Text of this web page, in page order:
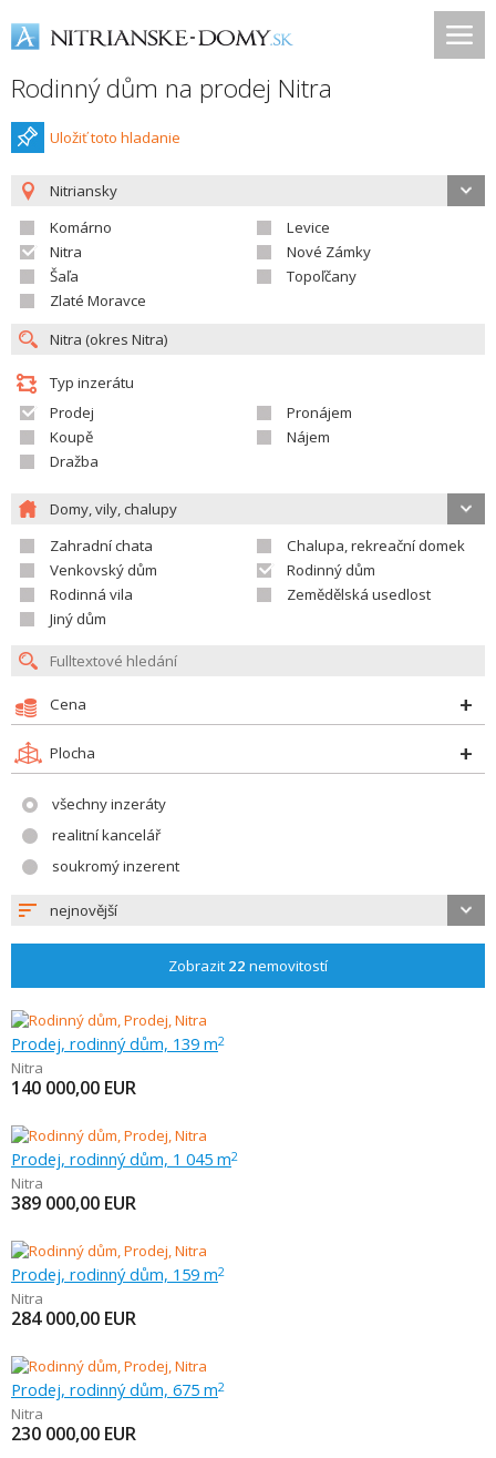
Rodinný dům na prodej Nitra
Uložiť toto hladanie
Nitriansky
Komárno
Levice
Nitra
Nové Zámky
Šaľa
Topoľčany
Zlaté Moravce
Typ inzerátu
Prodej
Pronájem
Koupě
Nájem
Dražba
Domy, vily, chalupy
Zahradní chata
Chalupa, rekreační domek
Venkovský dům
Rodinný dům
Rodinná vila
Zemědělská usedlost
Jiný dům
Cena
Plocha
všechny inzeráty
realitní kancelář
soukromý inzerent
nejnovější
Zobrazit 22 nemovitostí
Prodej, rodinný dům, 139 m2
Nitra
140 000,00 EUR
Prodej, rodinný dům, 1 045 m2
Nitra
389 000,00 EUR
Prodej, rodinný dům, 159 m2
Nitra
284 000,00 EUR
Prodej, rodinný dům, 675 m2
Nitra
230 000,00 EUR